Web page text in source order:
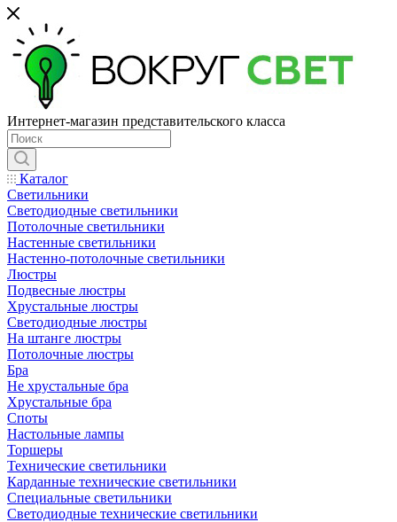
Интернет-магазин представительского класса
Каталог
Светильники
Светодиодные светильники
Потолочные светильники
Настенные светильники
Настенно-потолочные светильники
Люстры
Подвесные люстры
Хрустальные люстры
Светодиодные люстры
На штанге люстры
Потолочные люстры
Бра
Не хрустальные бра
Хрустальные бра
Споты
Настольные лампы
Торшеры
Технические светильники
Карданные технические светильники
Специальные светильники
Светодиодные технические светильники